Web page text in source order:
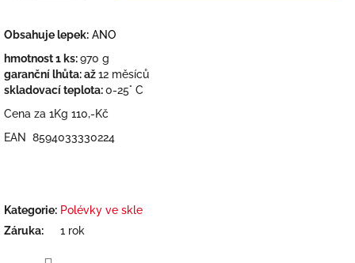
Obsahuje lepek: ANO
hmotnost 1 ks:970 g
garanční lhůta: až12 měsíců
skladovací teplota:0-25° C
Cena za 1Kg 110,-Kč
EAN 8594033330224
Kategorie: Polévky ve skle
Záruka: 1 rok